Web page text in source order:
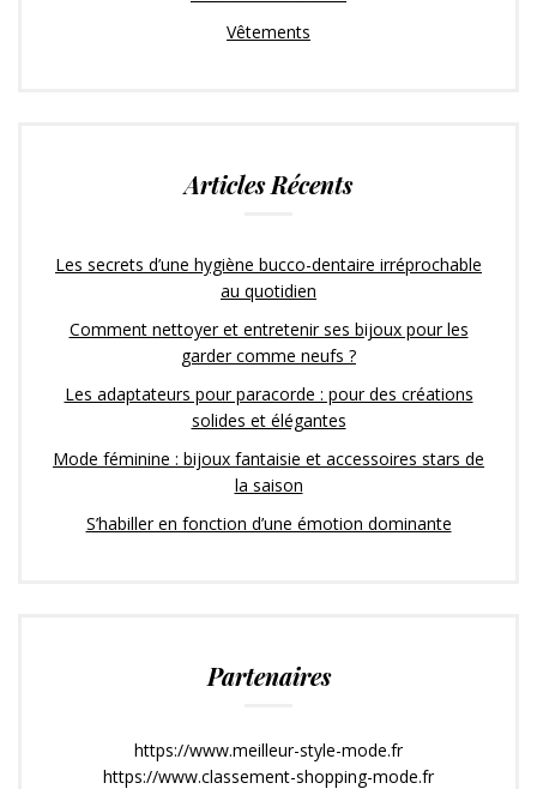
Vêtements
Articles Récents
Les secrets d’une hygiène bucco-dentaire irréprochable
au quotidien
Comment nettoyer et entretenir ses bijoux pour les
garder comme neufs ?
Les adaptateurs pour paracorde : pour des créations
solides et élégantes
Mode féminine : bijoux fantaisie et accessoires stars de
la saison
S’habiller en fonction d’une émotion dominante
Partenaires
https://www.meilleur-style-mode.fr
https://www.classement-shopping-mode.fr